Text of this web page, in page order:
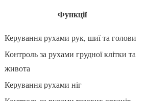
Функції
Керування рухами рук, шиї та голови
Контроль за рухами грудної клітки та
живота
Керування рухами ніг